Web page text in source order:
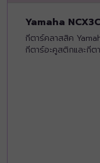
Yamaha NCX3C
กีตาร์คลาสสิค
กีตาร์อะคูสติกและกีต